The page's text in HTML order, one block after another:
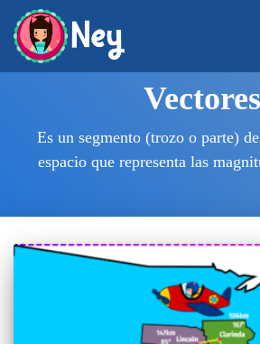
Vectores
Es un segmento (trozo o parte)
espacio que representa las